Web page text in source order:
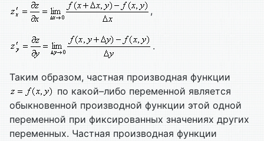
,
.
Таким образом, частная производная функции
по какой–либо переменной является
обыкновенной производной функции этой одной
переменной при фиксированных значениях других
переменных. Частная производная функции